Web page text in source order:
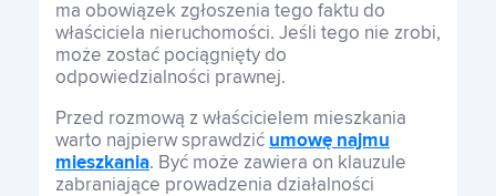
ma obowiązek zgłoszenia tego faktu do
właściciela nieruchomości. Jeśli tego nie zrobi,
może zostać pociągnięty do
odpowiedzialności prawnej.
Przed rozmową z właścicielem mieszkania
warto najpierw sprawdzić umowę najmu
mieszkania. Być może zawiera on klauzule
zabraniające prowadzenia działalności